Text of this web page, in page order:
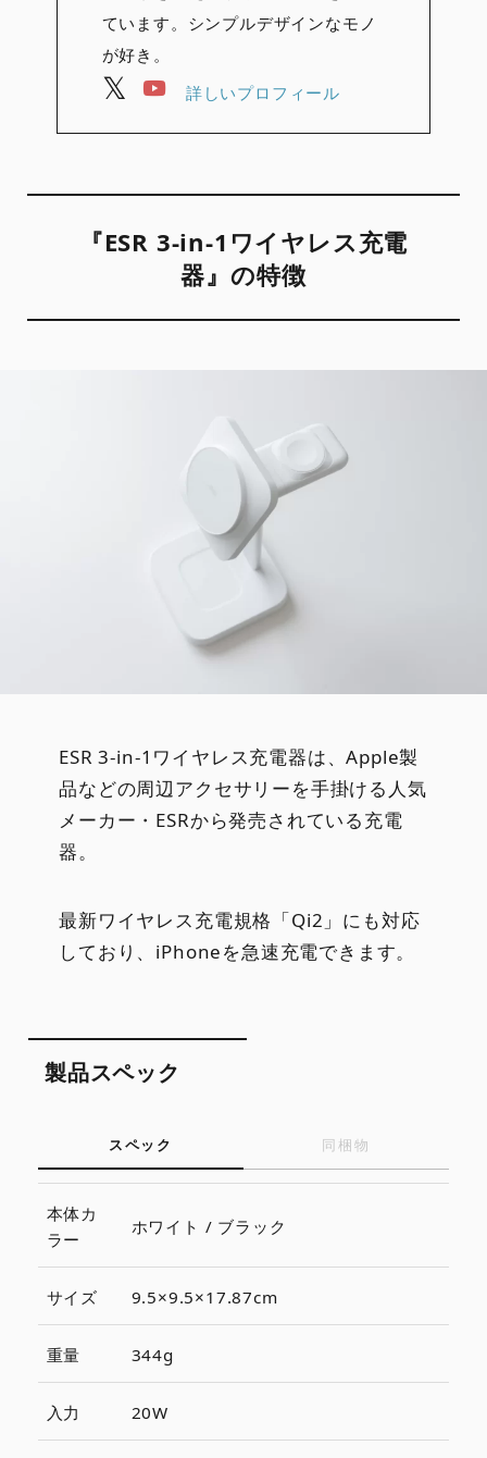
ています。シンプルデザインなモノ
が好き。
詳しいプロフィール
『ESR 3-in-1ワイヤレス充電
器』の特徴
ESR 3-in-1ワイヤレス充電器は、Apple製
品などの周辺アクセサリーを手掛ける人気
メーカー・ESRから発売されている充電
器。
最新ワイヤレス充電規格「Qi2」にも対応
しており、iPhoneを急速充電できます。
製品スペック
スペック 同梱物
本体カ
ラー
ホワイト / ブラック
サイズ 9.5×9.5×17.87cm
重量 344g
入力 20W